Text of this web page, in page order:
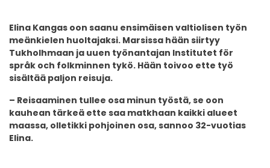
Elina Kangas oon saanu ensimäisen valtiolisen työn
meänkielen huoltajaksi. Marsissa hään siirtyy
Tukholhmaan ja uuen työnantajan Institutet för
språk och folkminnen tykö. Hään toivoo ette työ
sisältää paljon reisuja.
– Reisaaminen tullee osa minun työstä, se oon
kauhean tärkeä ette saa matkhaan kaikki alueet
maassa, olletikki pohjoinen osa, sannoo 32-vuotias
Elina.